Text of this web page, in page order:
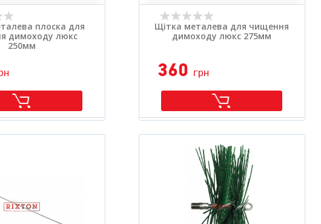
плоска для
димоходу люкс
250мм
Щітка металева для чищення
димоходу люкс 275мм
360 грн